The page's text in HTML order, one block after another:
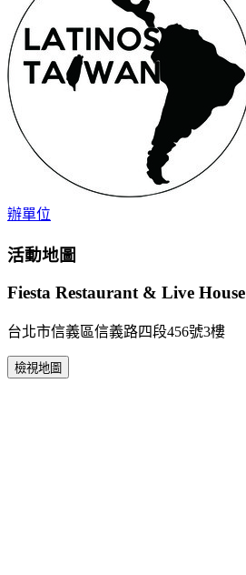
辦單位
活動地圖
Fiesta Restaurant & Live House
台北市信義區信義路四段456號3樓
檢視地圖